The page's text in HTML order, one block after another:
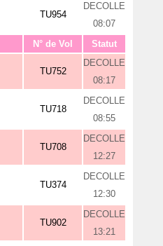
TU954
DECOLLE
08:07
N° de Vol Statut
TU752
DECOLLE
08:17
TU718
DECOLLE
08:55
TU708
DECOLLE
12:27
TU374
DECOLLE
12:30
TU902
DECOLLE
13:21